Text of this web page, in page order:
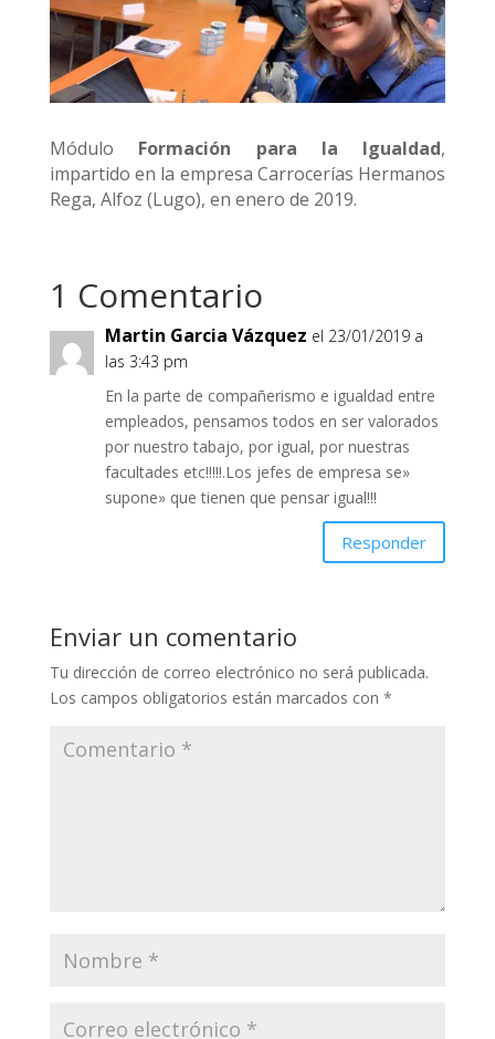
Módulo Formación para la Igualdad,
impartido en la empresa Carrocerías Hermanos
Rega, Alfoz (Lugo), en enero de 2019.
1 Comentario
Martin Garcia Vázquez el 23/01/2019 a
las 3:43 pm
En la parte de compañerismo e igualdad entre
empleados, pensamos todos en ser valorados
por nuestro tabajo, por igual, por nuestras
facultades etc!!!!!.Los jefes de empresa se»
supone» que tienen que pensar igual!!!
Responder
Enviar un comentario
Tu dirección de correo electrónico no será publicada.
Los campos obligatorios están marcados con *